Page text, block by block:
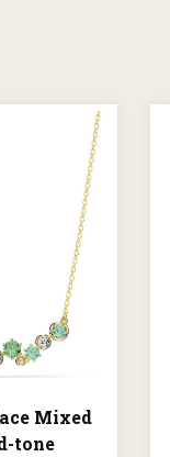
Mixed
tone